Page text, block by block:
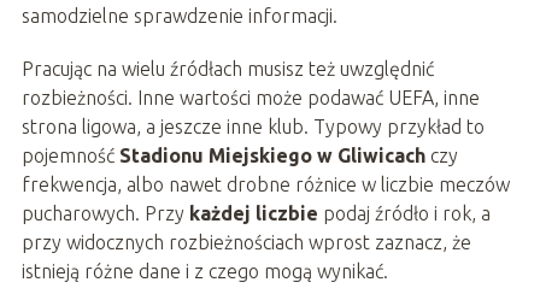
samodzielne sprawdzenie informacji.
Pracując na wielu źródłach musisz też uwzględnić
rozbieżności. Inne wartości może podawać UEFA, inne
strona ligowa, a jeszcze inne klub. Typowy przykład to
pojemność Stadionu Miejskiego w Gliwicachczy
frekwencja, albo nawet drobne różnice w liczbie meczów
pucharowych. Przy każdej liczbie podaj źródło i rok, a
przy widocznych rozbieżnościach wprost zaznacz, że
istnieją różne dane i z czego mogą wynikać.